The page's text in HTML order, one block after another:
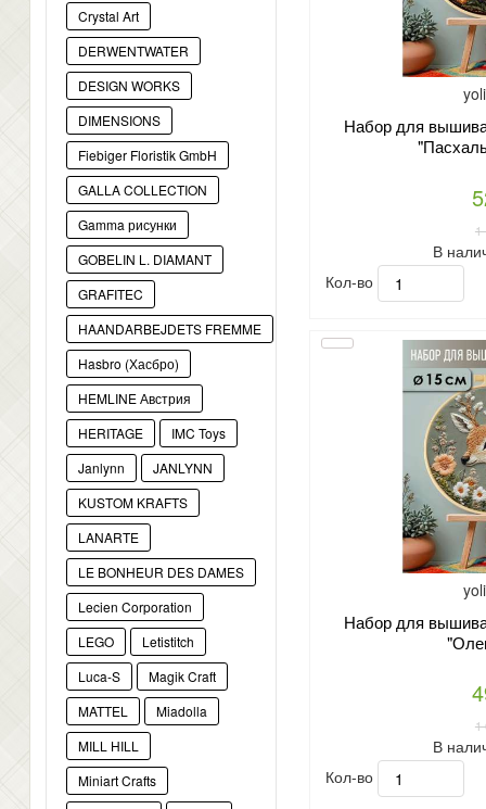
Crystal Art
DERWENTWATER
DESIGN WORKS
DIMENSIONS
Fiebiger Floristik GmbH
GALLA COLLECTION
Gamma рисунки
GOBELIN L. DIAMANT
GRAFITEC
HAANDARBEJDETS FREMME
Hasbro (Хасбро)
HEMLINE Австрия
HERITAGE
IMC Toys
Janlynn
JANLYNN
KUSTOM KRAFTS
LANARTE
LE BONHEUR DES DAMES
Lecien Corporation
LEGO
Letistitch
Luca-S
Magik Craft
MATTEL
Miadolla
MILL HILL
Miniart Crafts
Набор для
1
В
Кол-во
Набор для
1
В
Кол-во